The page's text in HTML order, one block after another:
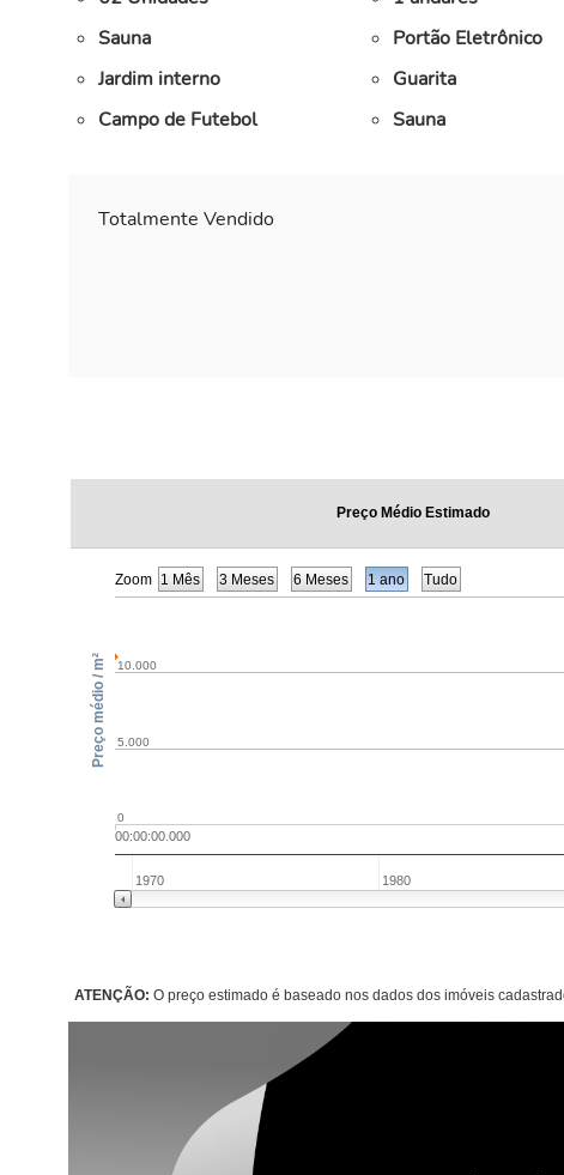
Sauna
Portão Eletrônico
Jardim interno
Guarita
Campo de Futebol
Sauna
Totalmente Vendido